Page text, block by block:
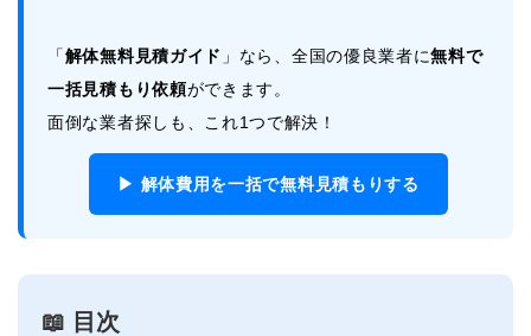
「解体無料見積ガイド 」なら、全国の優良業者に無料で
一括見積もり依頼ができます。
面倒な業者探しも、これ1つで解決！
▶ 解体費用を一括で無料見積もりする
📖 目次